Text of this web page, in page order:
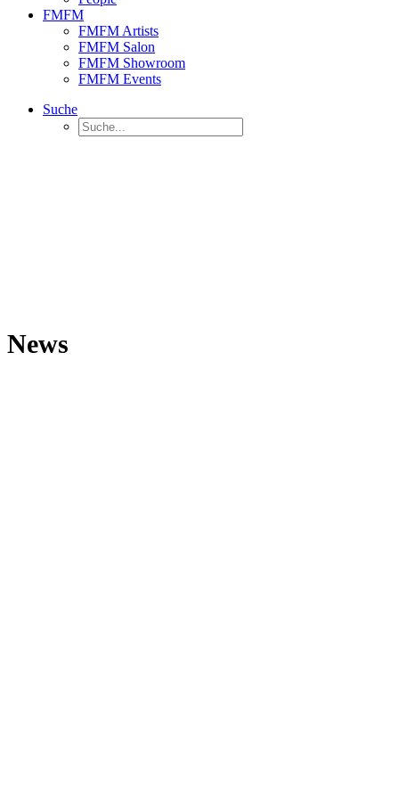
FMFM
FMFM Artists
FMFM Salon
FMFM Showroom
FMFM Events
Suche
News